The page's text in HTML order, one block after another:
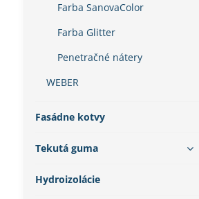
Farba SanovaColor
Farba Glitter
Penetračné nátery
WEBER
Fasádne kotvy
Tekutá guma
Hydroizolácie